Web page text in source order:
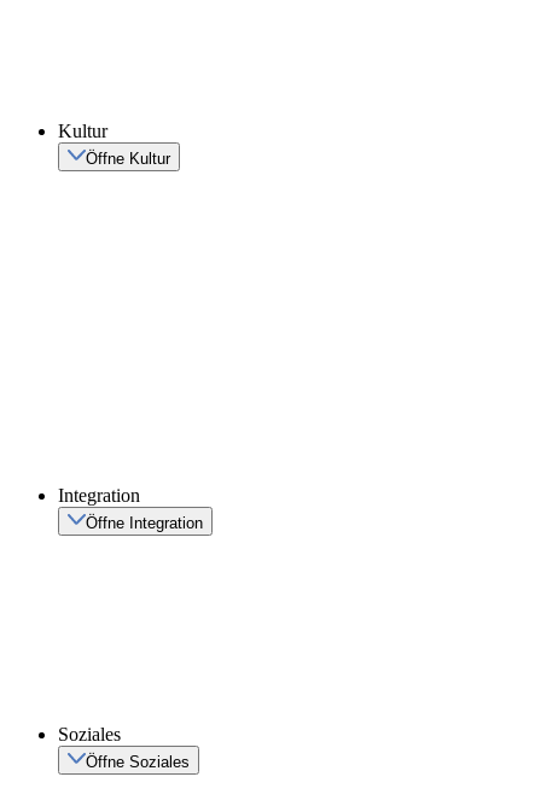
Kultur
Öffne Kultur
Integration
Öffne Integration
Soziales
Öffne Soziales